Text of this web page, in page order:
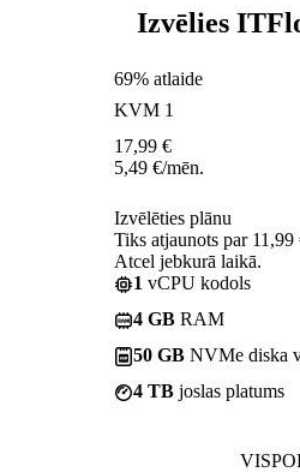
Izvēlies
69% atlaide
KVM 1
17,99 €
5,49 €/mēn.
Izvēlēties plānu
Tiks atjaunots par
Atcel jebkurā laikā.
1 vCPU kodols
4 GB RAM
50 GB NVMe diska
4 TB joslas platums